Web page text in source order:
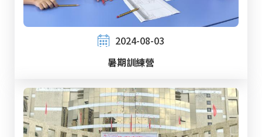
2024-08-03
暑期訓練營